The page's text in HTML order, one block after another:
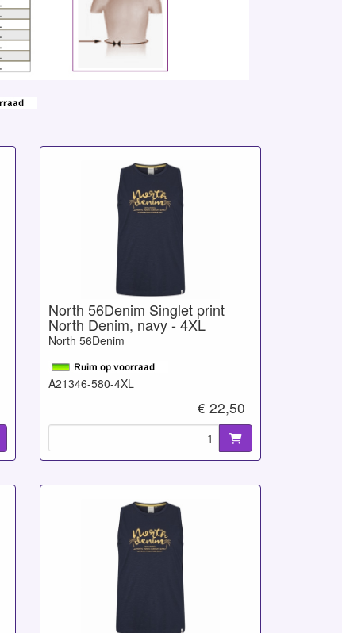
North 56Denim Singlet print
North Denim, navy - 4XL
North 56Denim
A21346-580-4XL
€ 22,50